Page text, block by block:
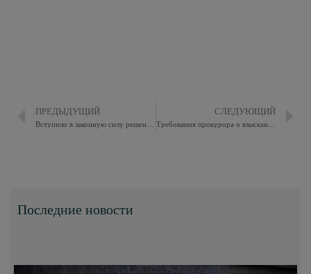
ПРЕДЫДУЩИЙ СЛЕДУЮЩИЙ
Последние новости